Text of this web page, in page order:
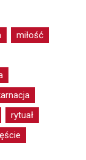
miłość
rytuał